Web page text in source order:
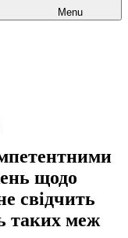
Menu
щодо
свідчить
таких меж